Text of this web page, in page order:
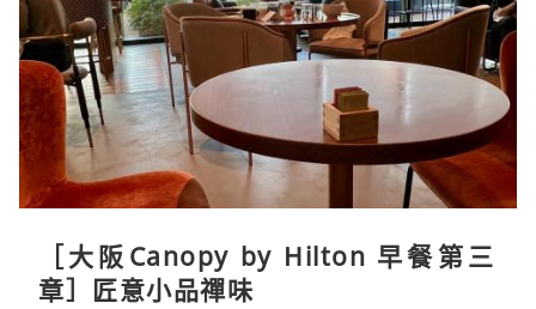
［大阪Canopy by Hilton 早餐第三
章］匠意小品禪味